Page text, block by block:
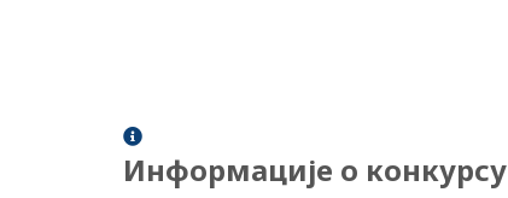
Информације о конкурсу